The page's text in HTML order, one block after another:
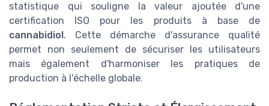
statistique qui souligne la valeur ajoutée d'une
certification ISO pour les produits à base de
cannabidiol . Cette démarche d'assurance qualité
permet non seulement de sécuriser les utilisateurs
mais également d'harmoniser les pratiques de
production à l'échelle globale.